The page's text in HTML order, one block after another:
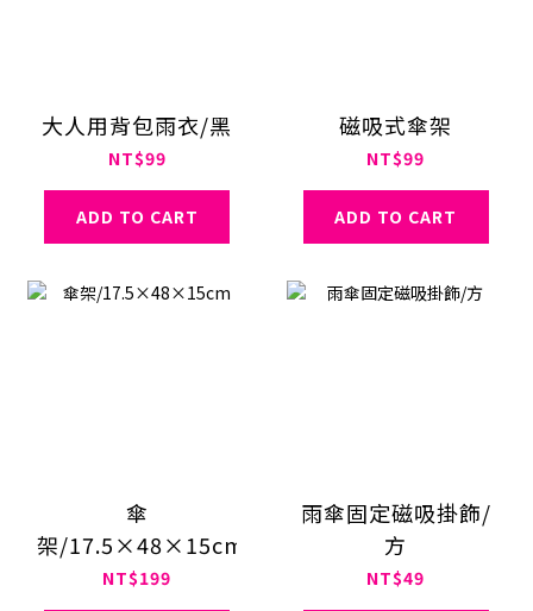
大人用背包雨衣/黑
NT$99
ADD TO CART
磁吸式傘架
NT$99
ADD TO CART
傘
架/17.5×48×15cm
NT$199
雨傘固定磁吸掛飾/
方
NT$49